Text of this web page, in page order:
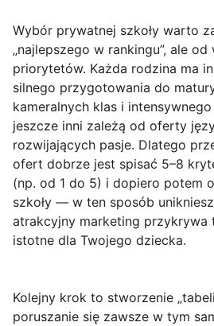
Wybór prywatnej szkoły warto
„najlepszego w rankingu”, ale od
priorytetów. Każda rodzina ma
silnego przygotowania do
kameralnych klas i
jeszcze inni zależą od oferty
rozwijających pasje. Dlatego
ofert dobrze jest spisać 5–8
(np. od 1 do 5) i dopiero potem
szkoły — w ten sposób
atrakcyjny marketing przykrywa
istotne dla Twojego dziecka.
Kolejny krok to stworzenie
poruszanie się zawsze w tym